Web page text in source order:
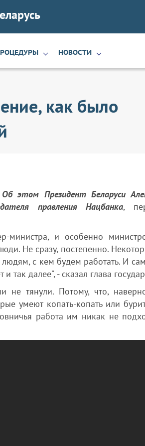
НОВОСТИ
как было
этом Президент Беларуси
правления Нацбанка,
министра, и особенно
Не сразу, постепенно.
людям, с кем будем работать. И
так далее", - сказал глава
не тянули. Потому, что,
умеют копать-копать или
работа им никак не